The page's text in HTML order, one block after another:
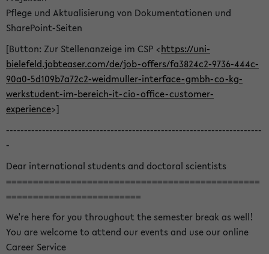
Pflege und Aktualisierung von Dokumentationen und
SharePoint-Seiten
[Button: Zur Stellenanzeige im CSP <https://uni-
bielefeld.jobteaser.com/de/job-offers/fa3824c2-9736-444c-
90a0-5d109b7a72c2-weidmuller-interface-gmbh-co-kg-
werkstudent-im-bereich-it-cio-office-customer-
experience>]
-----------------------------------------------------------------------
-
Dear international students and doctoral scientists
===============================================
=========================
We're here for you throughout the semester break as well!
You are welcome to attend our events and use our online
Career Service